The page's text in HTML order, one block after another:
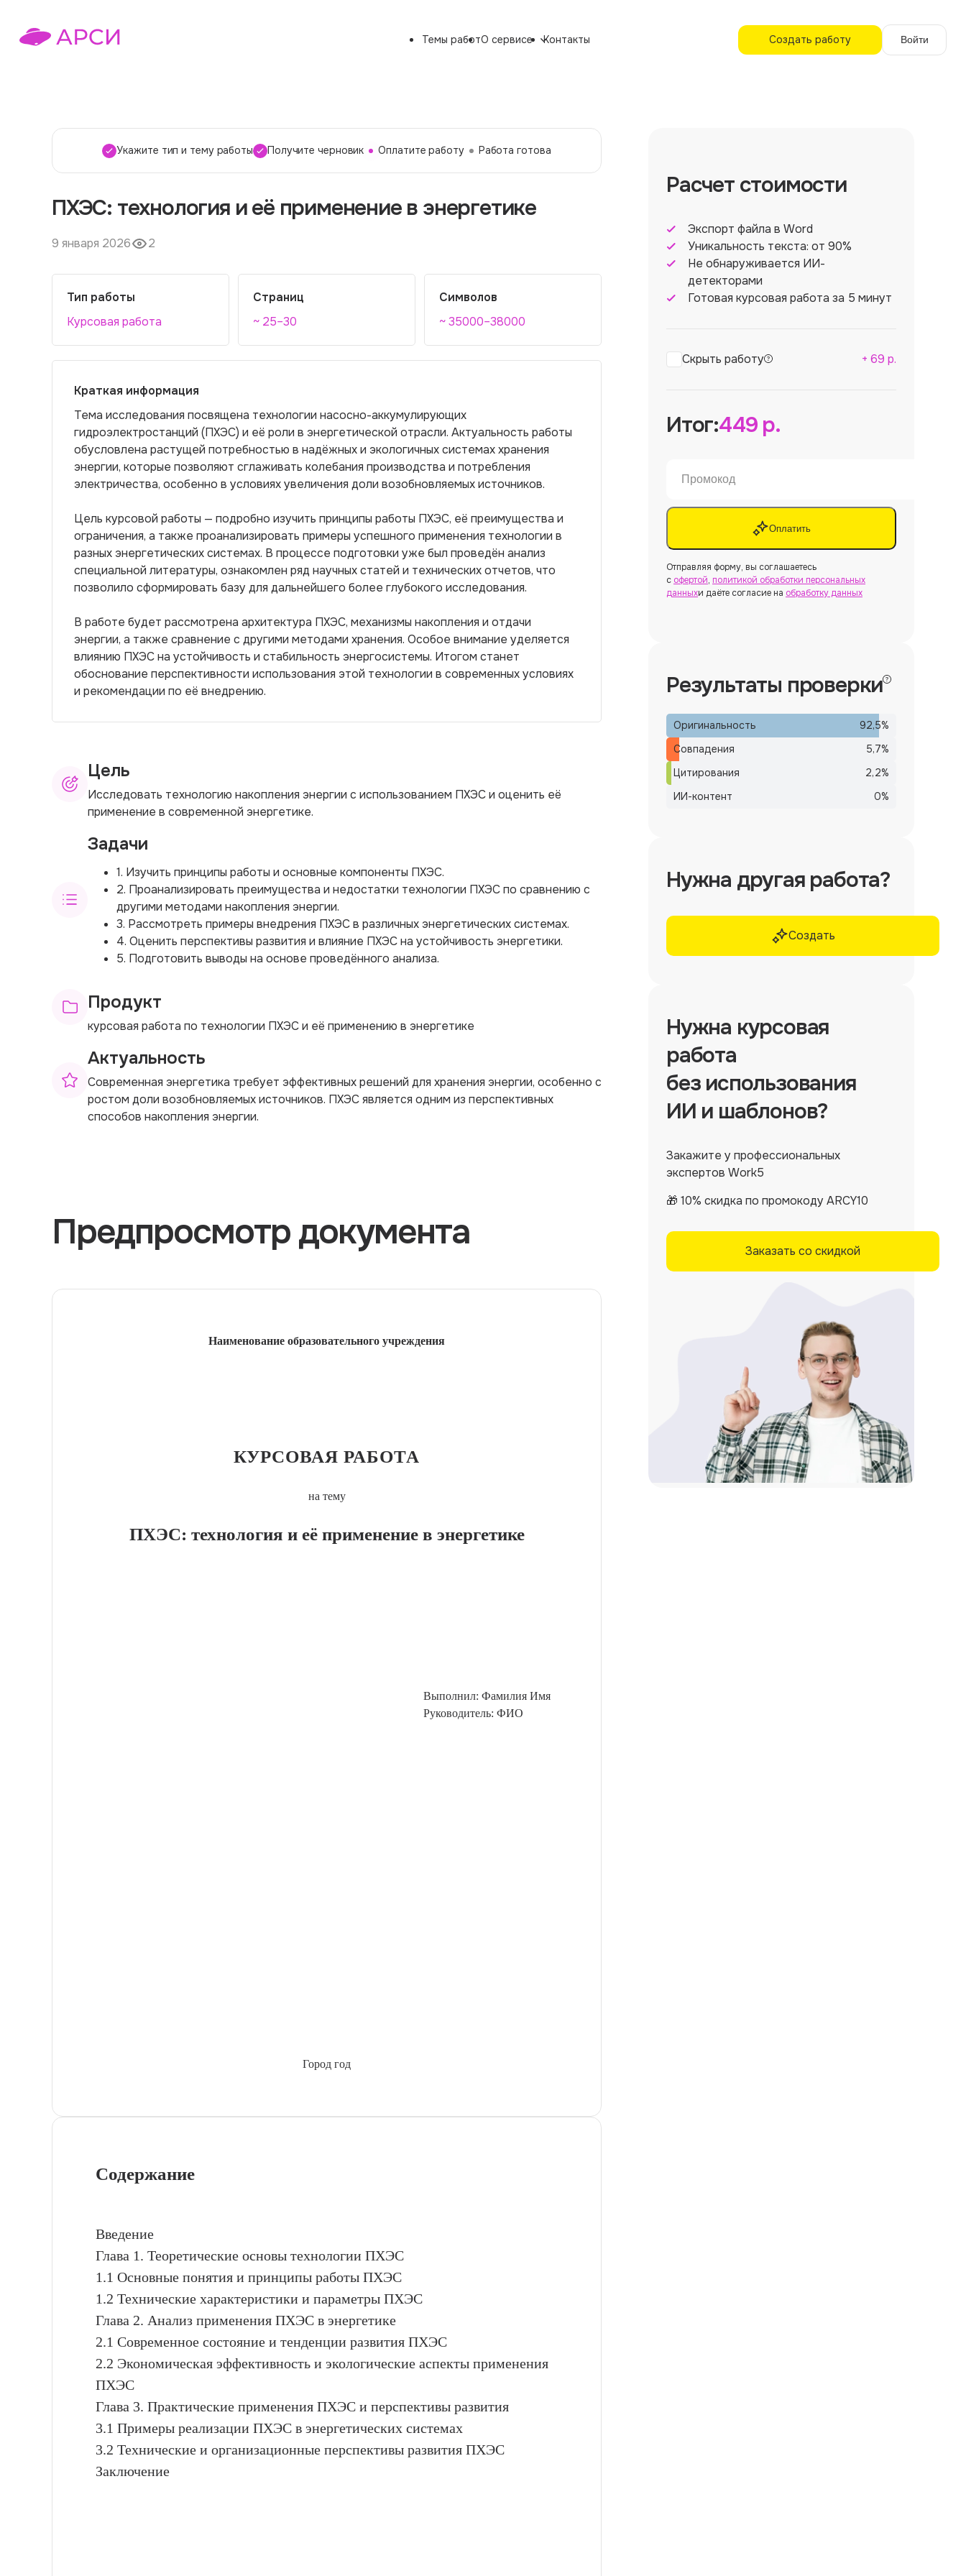
Темы работО сервисе Контакты Создать работу Войти
Укажите тип и тему работы Получите черновик Оплатите работу Работа готова
ПХЭС: технология и её применение в энергетике
9 января 2026 2
Тип работы
Курсовая работа
Страниц
~ 25–30
Символов
~ 35000–38000
Краткая информация
Тема исследования посвящена технологии насосно-аккумулирующих
гидроэлектростанций (ПХЭС) и её роли в энергетической отрасли. Актуальность работы
обусловлена растущей потребностью в надёжных и экологичных системах хранения
энергии, которые позволяют сглаживать колебания производства и потребления
электричества, особенно в условиях увеличения доли возобновляемых источников.
Цель курсовой работы — подробно изучить принципы работы ПХЭС, её преимущества и
ограничения, а также проанализировать примеры успешного применения технологии в
разных энергетических системах. В процессе подготовки уже был проведён анализ
специальной литературы, ознакомлен ряд научных статей и технических отчетов, что
позволило сформировать базу для дальнейшего более глубокого исследования.
В работе будет рассмотрена архитектура ПХЭС, механизмы накопления и отдачи
энергии, а также сравнение с другими методами хранения. Особое внимание уделяется
влиянию ПХЭС на устойчивость и стабильность энергосистемы. Итогом станет
обоснование перспективности использования этой технологии в современных условиях
и рекомендации по её внедрению.
Цель
Исследовать технологию накопления энергии с использованием ПХЭС и оценить её
применение в современной энергетике.
Задачи
1. Изучить принципы работы и основные компоненты ПХЭС.
2. Проанализировать преимущества и недостатки технологии ПХЭС по сравнению с
другими методами накопления энергии.
3. Рассмотреть примеры внедрения ПХЭС в различных энергетических системах.
4. Оценить перспективы развития и влияние ПХЭС на устойчивость энергетики.
5. Подготовить выводы на основе проведённого анализа.
Продукт
курсовая работа по технологии ПХЭС и её применению в энергетике
Актуальность
Современная энергетика требует эффективных решений для хранения энергии, особенно с
ростом доли возобновляемых источников. ПХЭС является одним из перспективных
способов накопления энергии.
Предпросмотр документа
Наименование образовательного учреждения
КУРСОВАЯ РАБОТА
на тему
ПХЭС: технология и её применение в энергетике
Выполнил: Фамилия Имя
Руководитель: ФИО
Город год
Содержание
Введение
Глава 1. Теоретические основы технологии ПХЭС
1.1 Основные понятия и принципы работы ПХЭС
1.2 Технические характеристики и параметры ПХЭС
Глава 2. Анализ применения ПХЭС в энергетике
2.1 Современное состояние и тенденции развития ПХЭС
2.2 Экономическая эффективность и экологические аспекты применения
ПХЭС
Глава 3. Практические применения ПХЭС и перспективы развития
3.1 Примеры реализации ПХЭС в энергетических системах
3.2 Технические и организационные перспективы развития ПХЭС
Заключение
Расчет стоимости
Экспорт файла в Word
Уникальность текста: от 90%
Не обнаруживается ИИ-
детекторами
Готовая курсовая работа за 5 минут
Скрыть работу + 69 р.
Итог:449р.
Оплатить
Отправляя форму, вы соглашаетесь
с офертой, политикой обработки персональных
данныхи даёте согласие на обработку данных
Результаты проверки
Оригинальность 92,5%
Совпадения
5,7%
Цитирования
2,2%
ИИ-контент
0%
Нужна другая работа?
Создать
Нужна курсовая
работа
без использования
ИИ и шаблонов?
Закажите у профессиональных
экспертов Work5
🎁 10% скидка по промокоду ARCY10
Заказать со скидкой